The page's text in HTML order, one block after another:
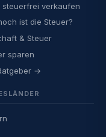
steuerfrei verkaufen
ist die Steuer?
& Steuer
sparen
→